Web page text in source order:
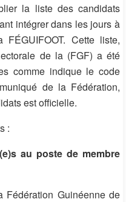
la liste des candidats
intégrer dans les jours à
Cette liste,
de la (FGF) a été
comme indique le code
de la Fédération,
est officielle.
:
au poste de membre
Fédération Guinéenne de